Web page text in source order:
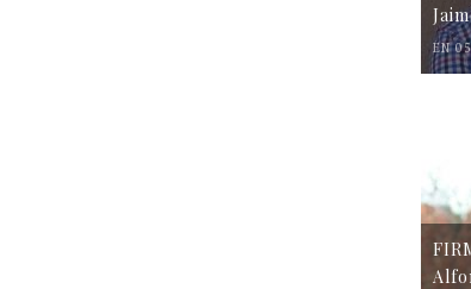
EN